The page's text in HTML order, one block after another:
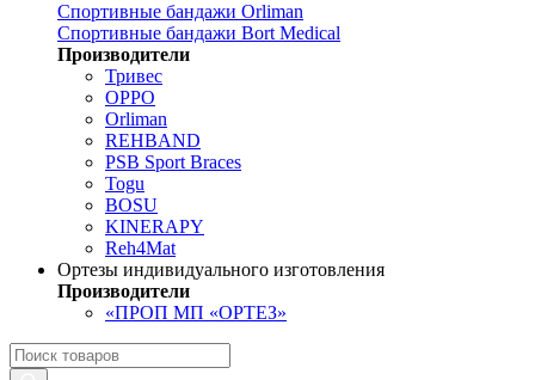
Спортивные бандажи Orliman
Спортивные бандажи Bort Medical
Производители
Тривес
OPPO
Orliman
REHBAND
PSB Sport Braces
Togu
BOSU
KINERAPY
Reh4Mat
Ортезы индивидуального изготовления
Производители
«ПРОП МП «ОРТЕЗ»